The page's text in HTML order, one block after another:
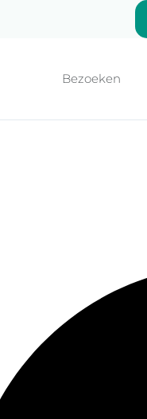
Bezoeken